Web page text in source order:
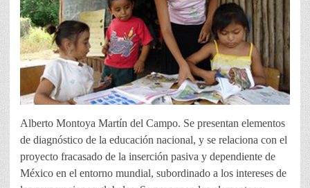
Alberto Montoya Martín del Campo. Se presentan elementos
de diagnóstico de la educación nacional, y se relaciona con el
proyecto fracasado de la inserción pasiva y dependiente de
México en el entorno mundial, subordinado a los intereses de